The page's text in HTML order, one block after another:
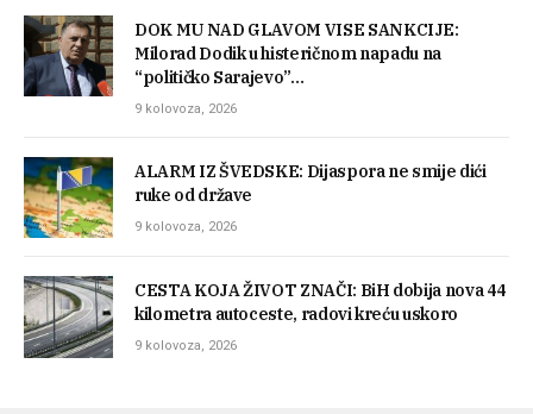
DOK MU NAD GLAVOM VISE SANKCIJE:
Milorad Dodik u histeričnom napadu na
“političko Sarajevo”…
9 kolovoza, 2026
ALARM IZ ŠVEDSKE: Dijaspora ne smije dići
ruke od države
9 kolovoza, 2026
CESTA KOJA ŽIVOT ZNAČI: BiH dobija nova 44
kilometra autoceste, radovi kreću uskoro
9 kolovoza, 2026